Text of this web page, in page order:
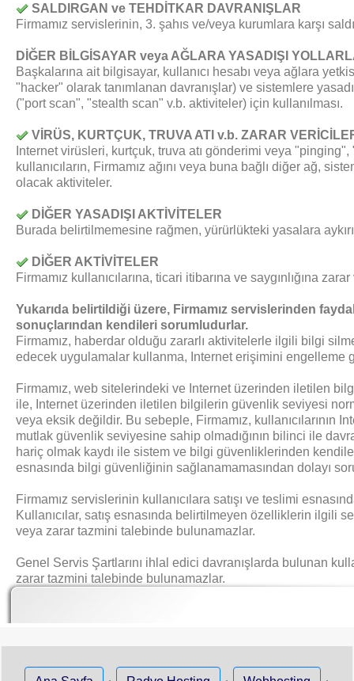
SALDIRGAN ve TEHDİTKAR DAVRANIŞLAR
Firmamız servislerinin, 3. şahıs ve/veya kurumlara karşı
DİĞER BİLGİSAYAR veya AĞLARA YASADIŞI
Başkalarına ait bilgisayar, kullanıcı hesabı veya ağlara
"hacker" olarak tanımlanan davranışlar) ve sistemlere
("port scan", "stealth scan" v.b. aktiviteler) için kullanılması.
VİRÜS, KURTÇUK, TRUVA ATI v.b. ZARAR
Internet virüsleri, kurtçuk, truva atı gönderimi veya
kullanıcıların, Firmamız ağını veya buna bağlı diğer ağ,
olacak aktiviteler.
DİĞER YASADIŞI AKTİVİTELER
Burada belirtilmemesine rağmen, yürürlükteki yasalara
DİĞER AKTİVİTELER
Firmamız kullanıcılarına, ticari itibarına ve saygınlığına
Yukarıda belirtildiği üzere, Firmamız servislerinden
sonuçlarından kendileri sorumludurlar.
Firmamız, haberdar olduğu zararlı aktivitelerle ilgili bilgi
edecek uygulamalar kullanma, Internet erişimini engelleme
Firmamız, web sitelerindeki ve Internet üzerinden iletilen
ile, Internet üzerinden iletilen bilgilerin güvenlik seviyesi
veya eksik değildir. Bu sebeple, Firmamız, kullanıcılarının
mutlak güvenlik seviyesine sahip olmadığının bilinci ile
hariç olmak kaydı ile sistem ve bilgi güvenliklerinden
esnasında bilgi güvenliğinin sağlanamamasından dolayı
Firmamız servislerinin kullanıcılara satışı ve teslimi
Kullanıcılar, satış esnasında belirtilmeyen özelliklerin ilgili
veya zarar tazmini talebinde bulunamazlar.
Genel Servis Şartlarını ihlal edici davranışlarda bulunan
zarar tazmini talebinde bulunamazlar.